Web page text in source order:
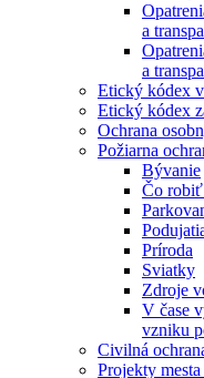
a
a
Etický kódex
Etický kódex
Ochrana
Požiarna
Bývanie
Čo
Príroda
Sviatky
Zdroje
V čase
vzniku
Civilná
Projekty